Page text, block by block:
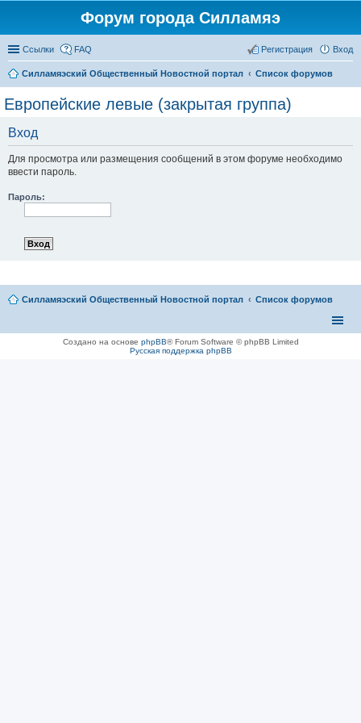
Форум города Силламяэ
Ссылки FAQ Вход
Регистрация
Силламяэский Общественный Новостной портал Список форумов
Европейские левые (закрытая группа)
Вход
Для просмотра или размещения сообщений в этом форуме необходимо
ввести пароль.
Пароль:
Силламяэский Общественный Новостной портал Список форумов
Создано на основе phpBB® Forum Software © phpBB Limited
Русская поддержка phpBB